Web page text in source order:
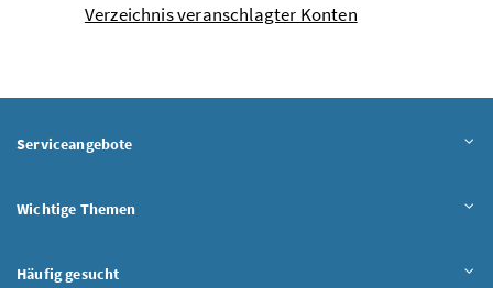
Verzeichnis veranschlagter Konten
Serviceangebote
Wichtige Themen
Häufig gesucht